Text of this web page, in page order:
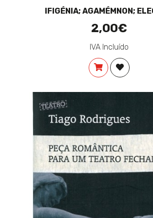
IFIGÉNIA; AGAMÉMNON;
2,00€
IVA Incluído
COMPRAR